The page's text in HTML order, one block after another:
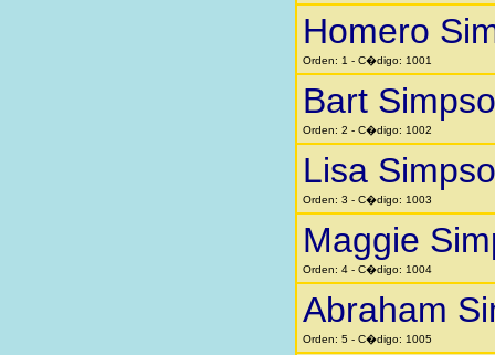
Homero
Orden: 1 - C�digo: 1001
Bart
Orden: 2 - C�digo: 1002
Lisa
Orden: 3 - C�digo: 1003
Maggie
Orden: 4 - C�digo: 1004
Abraham
Orden: 5 - C�digo: 1005